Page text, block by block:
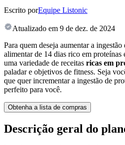
Escrito porEquipe Listonic
Atualizado em 9 de dez. de 2024
Para quem deseja aumentar a
alimentar de 14 dias rico em proteínas
uma variedade de receitas ricas em
paladar e objetivos de fitness. Seja
que quer incrementar a ingestão de
perfeito para você.
Obtenha a lista de compras
Descrição geral do